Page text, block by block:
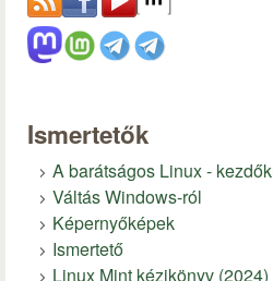
Ismertetők
A barátságos Linux -
Váltás Windows-ról
Képernyőképek
Ismertető
Linux Mint kézikönyv (2024)